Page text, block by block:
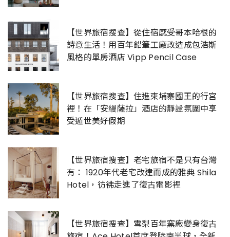
【世界旅宿搜查】從住宿感受哥本哈根的
詩意生活！用百年鉛筆工廠改造成包浩斯
風格的單房酒店 Vipp Pencil Case
【世界旅宿搜查】住進柬埔寨國王的行宮
裡！在「安縵薩拉」酒店的靜謐氛圍中享
受遁世美好假期
【世界旅宿搜查】老宅旅宿不是只有台灣
有： 1920年代老宅改建而成的雅典 Shila
Hotel，彷彿走進了復古電影裡
【世界旅宿搜查】雪梨百年窯廠變身復古